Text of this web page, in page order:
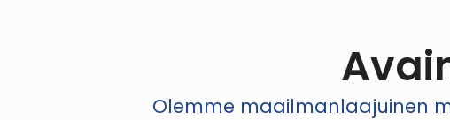
Olemme maailmanlaajuinen